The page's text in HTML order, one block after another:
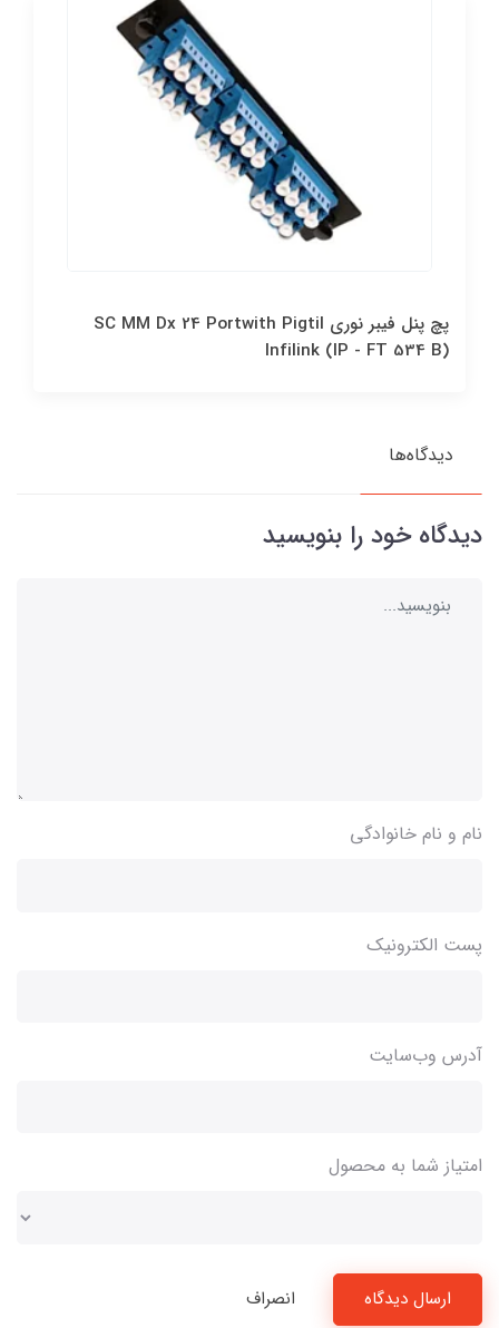
پچ پنل فيبر نوري SC MM Dx 24 Portwith Pigtil
Infilink (IP - FT 534 B)
دیدگاه‌ها
دیدگاه خود را بنویسید
نام و نام خانوادگی
پست الکترونیک
آدرس وب‌سایت
امتیاز شما به محصول
ارسال دیدگاه انصراف